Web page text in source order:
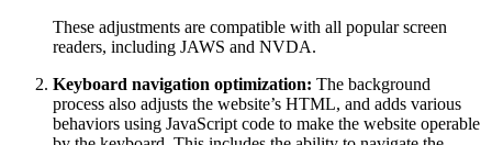
These adjustments are compatible with all popular screen
readers, including JAWS and NVDA.
Keyboard navigation optimization: The background
process also adjusts the website’s HTML, and adds various
behaviors using JavaScript code to make the website operable